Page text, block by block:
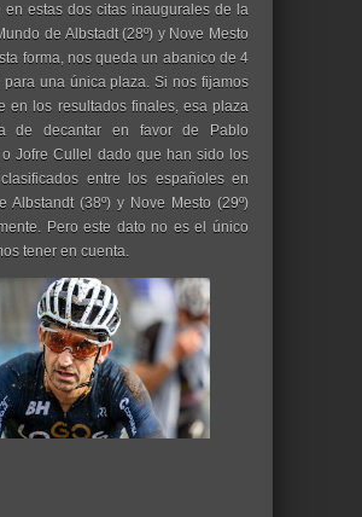
en estas dos citas inaugurales de la
de Albstadt (28º) y Nove Mesto
forma, nos queda un abanico de 4
para una única plaza. Si nos fijamos
en los resultados finales, esa plaza
de decantar en favor de Pablo
o Jofre Cullel dado que han sido los
entre los españoles en
Albstandt (38º) y Nove Mesto (29º)
Pero este dato no es el único
tener en cuenta.